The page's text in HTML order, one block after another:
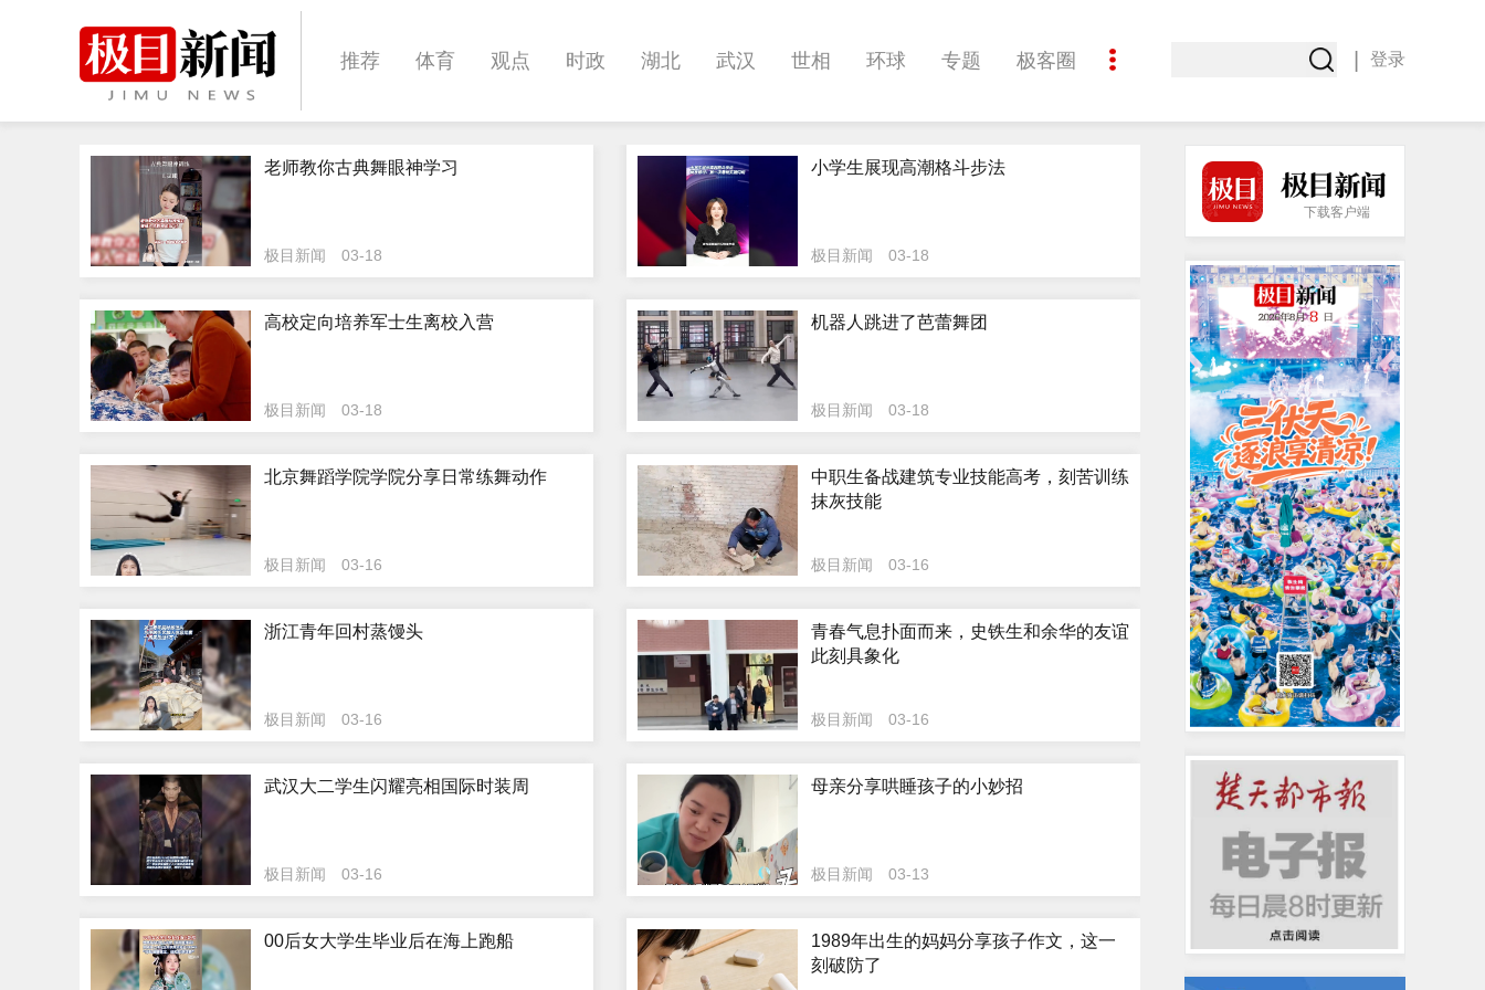
推荐 体育 观点 时政 湖北 武汉 世相 环球 专题 极客圈
International
登录
老师教你古典舞眼神学习
极目新闻 03-18
小学生展现高潮格斗步法
极目新闻 03-18
高校定向培养军士生离校入营
极目新闻 03-18
机器人跳进了芭蕾舞团
极目新闻 03-18
北京舞蹈学院学院分享日常练舞动作
极目新闻 03-16
中职生备战建筑专业技能高考，刻苦训练
抹灰技能
极目新闻 03-16
浙江青年回村蒸馒头
极目新闻 03-16
青春气息扑面而来，史铁生和余华的友谊
此刻具象化
极目新闻 03-16
武汉大二学生闪耀亮相国际时装周
极目新闻 03-16
母亲分享哄睡孩子的小妙招
极目新闻 03-13
00后女大学生毕业后在海上跑船
1989年出生的妈妈分享孩子作文，这一
刻破防了
下载客户端